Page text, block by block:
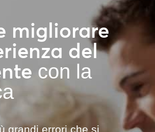
migliorare
del
con la
grandi errori che si